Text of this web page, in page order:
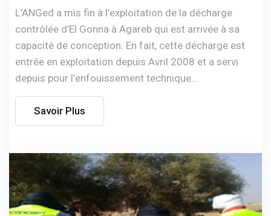
L’ANGed a mis fin à l’exploitation de la décharge
contrôlée d’El Gonna à Agareb qui est arrivée à sa
capacité de conception. En fait, cette décharge est
entrée en exploitation depuis Avril 2008 et a servi
depuis pour l’enfouissement technique...
Savoir Plus